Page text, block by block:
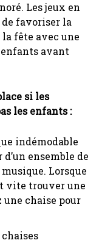
Les jeux en
favoriser la
fête avec une
avant
si les
les enfants :
indémodable
ensemble de
Lorsque
vite trouver une
une chaise pour